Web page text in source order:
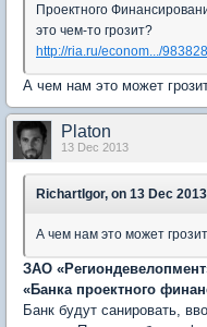
Проектного
это чем-то грозит?
http://ria.ru/econom.../
А чем нам это может
Platon
13 Dec 2013
RichartIgor, on 13 Dec
А чем нам это может
ЗАО
«Банка проектного
Банк будут санировать,